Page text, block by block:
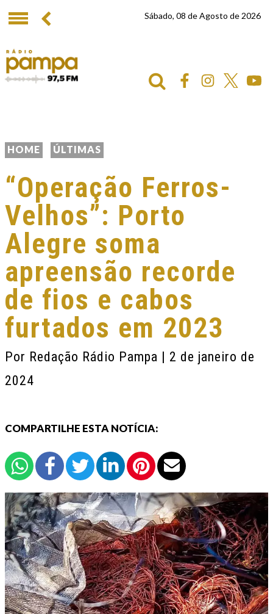
Sábado, 08 de Agosto de 2026
HOME ÚLTIMAS
“Operação Ferros-
Velhos”: Porto
Alegre soma
apreensão recorde
de fios e cabos
furtados em 2023
Por Redação Rádio Pampa | 2 de janeiro de
2024
COMPARTILHE ESTA NOTÍCIA: